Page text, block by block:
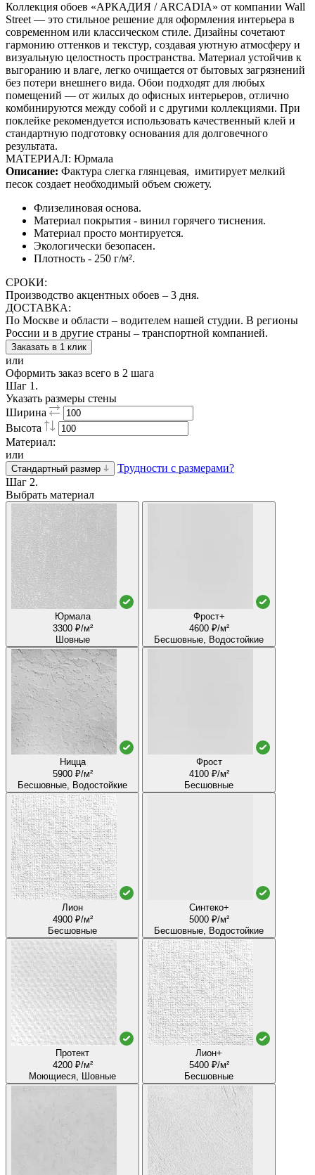
Коллекция обоев «АРКАДИЯ / ARCADIA» от компании Wall
Street — это стильное решение для оформления интерьера в
современном или классическом стиле. Дизайны сочетают
гармонию оттенков и текстур, создавая уютную атмосферу и
визуальную целостность пространства. Материал устойчив к
выгоранию и влаге, легко очищается от бытовых загрязнений
без потери внешнего вида. Обои подходят для любых
помещений — от жилых до офисных интерьеров, отлично
комбинируются между собой и с другими коллекциями. При
поклейке рекомендуется использовать качественный клей и
стандартную подготовку основания для долговечного
результата.
МАТЕРИАЛ: Юрмала
Описание: Фактура слегка глянцевая, имитирует мелкий
песок создает необходимый объем сюжету.
Флизелиновая основа.
Материал покрытия - винил горячего тиснения.
Материал просто монтируется.
Экологически безопасен.
Плотность - 250 г/м².
СРОКИ:
Производство акцентных обоев – 3 дня.
ДОСТАВКА:
По Москве и области – водителем нашей студии. В регионы
России и в другие страны – транспортной компанией.
Заказать в 1 клик
или
Оформить заказ всего в 2 шага
Шаг 1.
Указать размеры стены
Ширина
Высота
Материал:
или
Стандартный размер
Трудности с размерами?
Шаг 2.
Выбрать материал
Юрмала
3300 ₽/м²
Шовные
Фрост+
4600 ₽/м²
Бесшовные, Водостойкие
Ницца
5900 ₽/м²
Бесшовные, Водостойкие
Фрост
4100 ₽/м²
Бесшовные
Лион
4900 ₽/м²
Бесшовные
Синтеко+
5000 ₽/м²
Бесшовные, Водостойкие
Протект
4200 ₽/м²
Моющиеся, Шовные
Лион+
5400 ₽/м²
Бесшовные